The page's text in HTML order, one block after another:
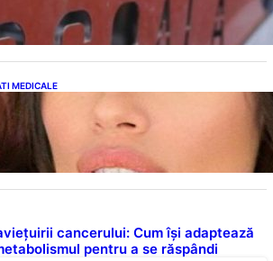
MEDICALE
Pușcău și Lupta cu Metastaza: O
de Curaj și Inspirație
cancerului: Cum își adaptează
pentru a se răspândi